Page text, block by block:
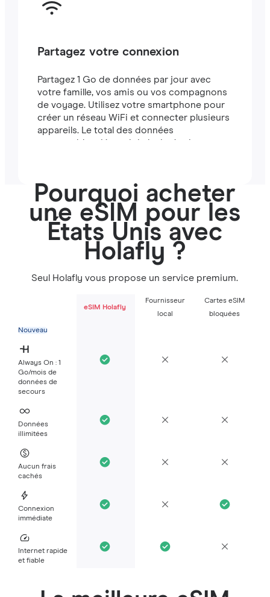
Partagez votre connexion
Partagez 1 Go de données par jour avec
votre famille, vos amis ou vos compagnons
de voyage. Utilisez votre smartphone pour
créer un réseau WiFi et connecter plusieurs
appareils. Le total des données
partageables dépend de la durée de votre
Pourquoi acheter
une eSIM pour les
États Unis avec
Holafly ?
Seul Holafly vous propose un service premium.
eSIM Holafly
Fournisseur
local
Cartes eSIM
bloquées
Nouveau
Always On : 1
Go/mois de
données de
secours
Données
illimitées
Aucun frais
cachés
Connexion
immédiate
Internet rapide
et fiable